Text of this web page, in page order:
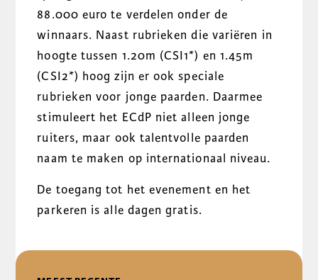
88.000 euro te verdelen onder de
winnaars. Naast rubrieken die variëren in
hoogte tussen 1.20m (CSI1*) en 1.45m
(CSI2*) hoog zijn er ook speciale
rubrieken voor jonge paarden. Daarmee
stimuleert het ECdP niet alleen jonge
ruiters, maar ook talentvolle paarden
naam te maken op internationaal niveau.
De toegang tot het evenement en het
parkeren is alle dagen gratis.